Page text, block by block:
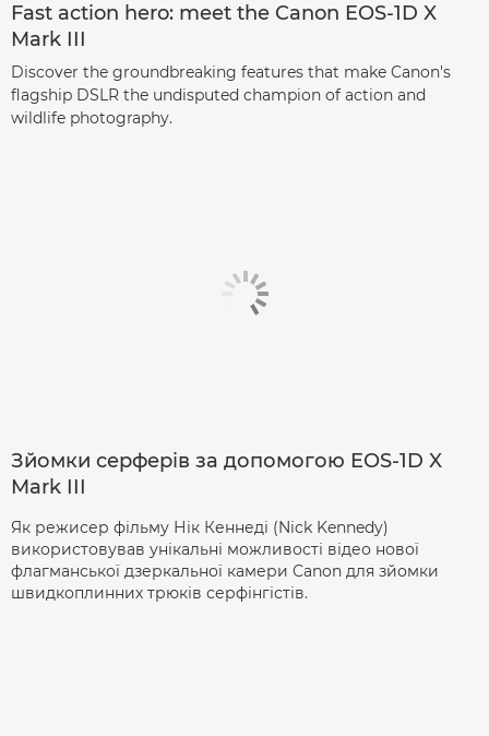
Fast action hero: meet the Canon EOS-1D X
Mark III
Discover the groundbreaking features that make Canon's
flagship DSLR the undisputed champion of action and
wildlife photography.
Зйомки серферів за допомогою EOS-1D X
Mark III
Як режисер фільму Нік Кеннеді (Nick Kennedy)
використовував унікальні можливості відео нової
флагманської дзеркальної камери Canon для зйомки
швидкоплинних трюків серфінгістів.